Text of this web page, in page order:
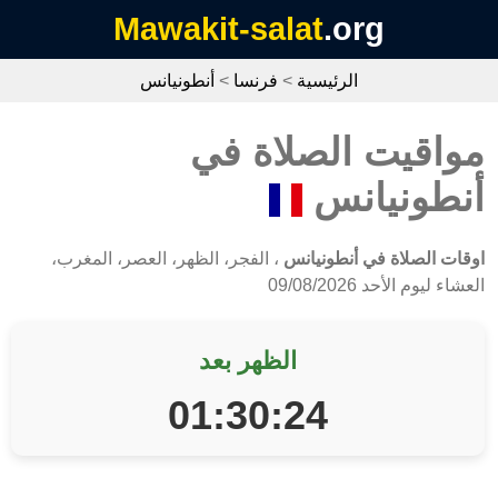
Mawakit-salat.org
الرئيسية > فرنسا > أنطونيانس
مواقيت الصلاة في
أنطونيانس
اوقات الصلاة في أنطونيانس ، الفجر، الظهر، العصر، المغرب،
العشاء ليوم الأحد 09/08/2026
الظهر بعد
01:30:24